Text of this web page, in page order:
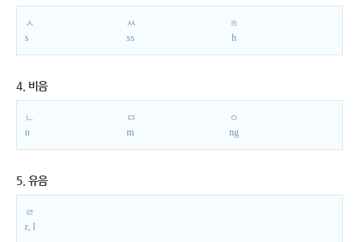
ㅅ
s
ㅆ
ss
ㅎ
h
4. 비음
ㄴ
n
ㅁ
m
ㅇ
ng
5. 유음
ㄹ
r, l